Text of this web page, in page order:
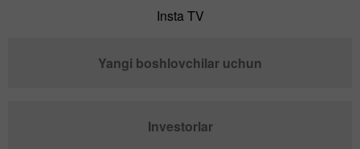
Insta TV
Yangi boshlovchilar uchun
Investorlar